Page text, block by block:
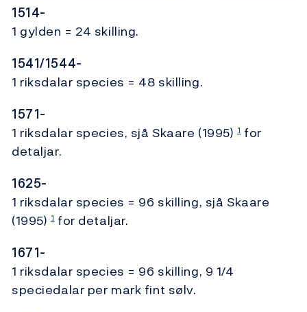
1514-
1 gylden = 24 skilling.
1541/1544-
1 riksdalar species = 48 skilling.
1571-
1 riksdalar species, sjå Skaare (1995) 1for
detaljar.
1625-
1 riksdalar species = 96 skilling, sjå Skaare
(1995) 1for detaljar.
1671-
1 riksdalar species = 96 skilling, 9 1/4
speciedalar per mark fint sølv.